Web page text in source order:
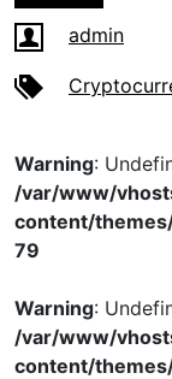
admin
Warning:
/var/www/
content/
79
Warning:
/var/www/
content/